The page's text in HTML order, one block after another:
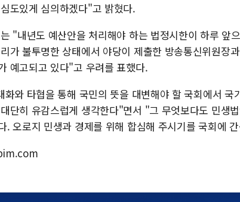
도있게 심의하겠다"고 밝혔다.
"내년도 예산안을 처리해야 하는 법정시한이 하루 앞
가 불투명한 상태에서 야당이 제출한 방송통신위원장
예고되고 있다"고 우려를 표했다.
화와 타협을 통해 국민의 뜻을 대변해야 할 국회에서 국
단히 유감스럽게 생각한다"면서 "그 무엇보다도 민생
. 오로지 민생과 경제를 위해 합심해 주시기를 국회에